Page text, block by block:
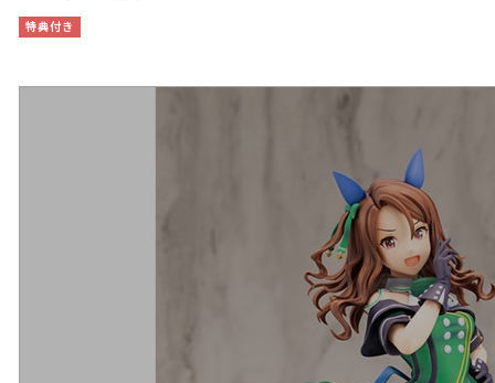
特典付き